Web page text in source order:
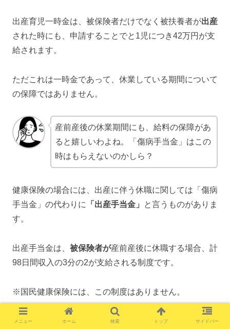
出産育児一時金は、被保険者だけでなく被扶養者が出産
された時にも、申請することでと1児につき42万円が支
給されます。
ただこれは一時金であって、休業している期間について
の保障ではありません。
産前産後の休業期間にも、給料の保障があ
ると嬉しいわよね。「傷病手当金」はこの
時はもらえないのかしら？
健康保険の場合には、出産に伴う休職に関しては「傷病
手当金」の代わりに
「出産手当金」
と言うものがありま
す。
出産手当金は、 被保険者が産前産後に休職する場合、計
98日間収入の3分の2が支給される制度です。
※国民健康保険には、この制度はありません。
妊娠していても元気なら出産間際まで働い
メニュー ホーム 検索 トップ サイドバー